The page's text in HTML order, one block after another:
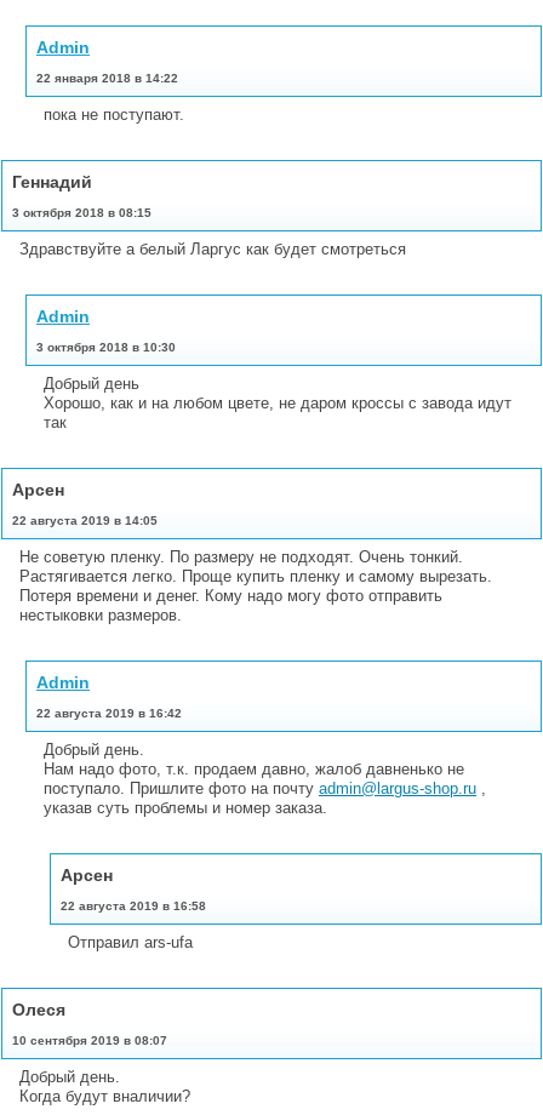
Admin
22 января 2018 в 14:22
пока не поступают.
Геннадий
3 октября 2018 в 08:15
Здравствуйте а белый Ларгус как будет смотреться
Admin
3 октября 2018 в 10:30
Добрый день
Хорошо, как и на любом цвете, не даром кроссы с завода идут
так
Арсен
22 августа 2019 в 14:05
Не советую пленку. По размеру не подходят. Очень тонкий.
Растягивается легко. Проще купить пленку и самому вырезать.
Потеря времени и денег. Кому надо могу фото отправить
нестыковки размеров.
Admin
22 августа 2019 в 16:42
Добрый день.
Нам надо фото, т.к. продаем давно, жалоб давненько не
поступало. Пришлите фото на почту admin@largus-shop.ru
указав суть проблемы и номер заказа.
Арсен
22 августа 2019 в 16:58
Отправил ars-ufa
Олеся
10 сентября 2019 в 08:07
Добрый день.
Когда будут вналичии?